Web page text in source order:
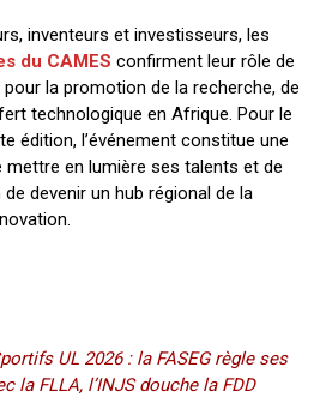
inventeurs et investisseurs, les
du CAMES confirment leur rôle de
la promotion de la recherche, de
technologique en Afrique. Pour le
édition, l’événement constitue une
en lumière ses talents et de
devenir un hub régional de la
UL 2026 : la FASEG règle ses
la FLLA, l’INJS douche la FDD